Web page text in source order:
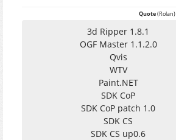
Quote(Rolan)
3d Ripper 1.8.1
OGF Master 1.1.2.0
Qvis
WTV
Paint.NET
SDK CoP
SDK CoP patch 1.0
SDK CS
SDK CS up0.6